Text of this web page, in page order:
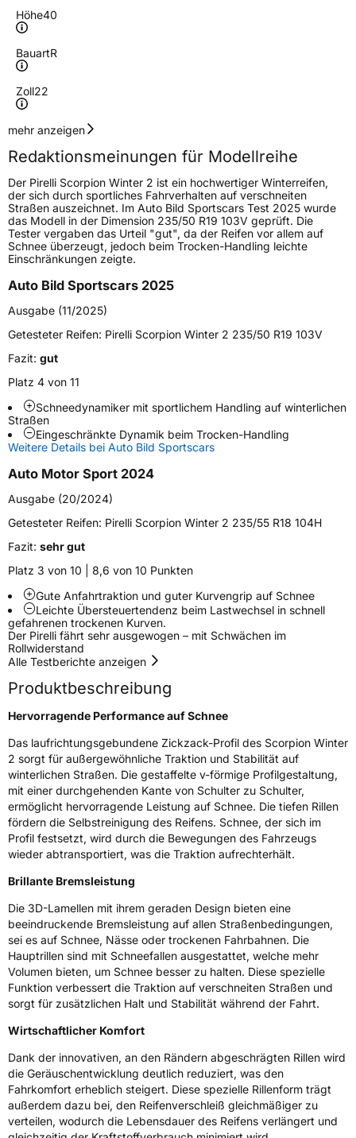
Höhe40
BauartR
Zoll22
Geschwindigkeitsindex
Höchstgeschwindigkeit
240 km/h
Lastindex110
Höchstlast1060 kg
Gewicht (in kg)14,784 kg
Generelle Merkmale
FahrzeugtypSUV
VerwendungWinterreifen
Modellname
Fahrzeugart
Weitere Eigenschaften
Schlauchtyp TL
Zustand Neureifen
M+SJa
VerstärktXL
FelgenschutzFP
EU Label
EffizienzB
NasshaftungA
Rollgeräusch (Klasse)A
Rollgeräusch (dB)72
FahrzeugklasseC1
3PMSF / Schneeflockensymbol / Alpine-SymbolJa
Allgemeine Produktsicherheit (GPSR)
HerstellerkontaktPIRELLI TYRE SPA, Viale Piero e Alberto
Pirelli 25 20126 Milano Italien,
www.pirelli.com,
consumer.support@pirelli.com
mehr anzeigen
Redaktionsmeinungen für Modellreihe
Der Pirelli Scorpion Winter 2 ist ein hochwertiger Winterreifen,
der sich durch sportliches Fahrverhalten auf verschneiten
Straßen auszeichnet. Im Auto Bild Sportscars Test 2025 wurde
das Modell in der Dimension 235/50 R19 103V geprüft. Die
Tester vergaben das Urteil "gut", da der Reifen vor allem auf
Schnee überzeugt, jedoch beim Trocken-Handling leichte
Einschränkungen zeigte.
Auto Bild Sportscars 2025
Ausgabe (11/2025)
Getesteter Reifen: Pirelli Scorpion Winter 2 235/50 R19 103V
Fazit: gut
Platz 4 von 11
Schneedynamiker mit sportlichem Handling auf winterlichen
Straßen
Eingeschränkte Dynamik beim Trocken-Handling
Weitere Details bei Auto Bild Sportscars
Auto Motor Sport 2024
Ausgabe (20/2024)
Getesteter Reifen: Pirelli Scorpion Winter 2 235/55 R18 104H
Fazit: sehr gut
Platz 3 von 10 | 8,6 von 10 Punkten
Gute Anfahrtraktion und guter Kurvengrip auf Schnee
Leichte Übersteuertendenz beim Lastwechsel in schnell
gefahrenen trockenen Kurven.
Der Pirelli fährt sehr ausgewogen – mit Schwächen im
Rollwiderstand
Alle Testberichte anzeigen
Produktbeschreibung
Hervorragende Performance auf Schnee
Das laufrichtungsgebundene Zickzack-Profil des Scorpion Winter
2 sorgt für außergewöhnliche Traktion und Stabilität auf
winterlichen Straßen. Die gestaffelte v-förmige Profilgestaltung,
mit einer durchgehenden Kante von Schulter zu Schulter,
ermöglicht hervorragende Leistung auf Schnee. Die tiefen Rillen
fördern die Selbstreinigung des Reifens. Schnee, der sich im
Profil festsetzt, wird durch die Bewegungen des Fahrzeugs
wieder abtransportiert, was die Traktion aufrechterhält.
Brillante Bremsleistung
Die 3D-Lamellen mit ihrem geraden Design bieten eine
beeindruckende Bremsleistung auf allen Straßenbedingungen,
sei es auf Schnee, Nässe oder trockenen Fahrbahnen. Die
Hauptrillen sind mit Schneefallen ausgestattet, welche mehr
Volumen bieten, um Schnee besser zu halten. Diese spezielle
Funktion verbessert die Traktion auf verschneiten Straßen und
sorgt für zusätzlichen Halt und Stabilität während der Fahrt.
Wirtschaftlicher Komfort
Dank der innovativen, an den Rändern abgeschrägten Rillen wird
die Geräuschentwicklung deutlich reduziert, was den
Fahrkomfort erheblich steigert. Diese spezielle Rillenform trägt
außerdem dazu bei, den Reifenverschleiß gleichmäßiger zu
verteilen, wodurch die Lebensdauer des Reifens verlängert und